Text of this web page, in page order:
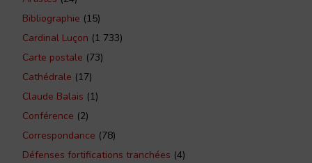
Bibliographie (15)
Cardinal Luçon (1 733)
Carte postale (73)
Cathédrale (17)
Claude Balais (1)
Conférence (2)
Correspondance (78)
Défenses fortifications tranchées (4)